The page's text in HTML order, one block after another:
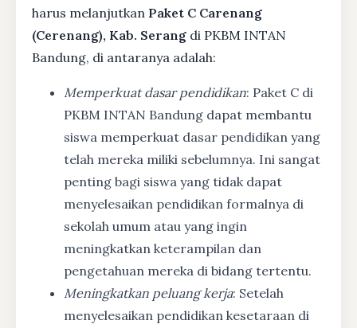
harus melanjutkan Paket C Carenang
(Cerenang), Kab. Serang di PKBM INTAN
Bandung, di antaranya adalah:
Memperkuat dasar pendidikan: Paket C di
PKBM INTAN Bandung dapat membantu
siswa memperkuat dasar pendidikan yang
telah mereka miliki sebelumnya. Ini sangat
penting bagi siswa yang tidak dapat
menyelesaikan pendidikan formalnya di
sekolah umum atau yang ingin
meningkatkan keterampilan dan
pengetahuan mereka di bidang tertentu.
Meningkatkan peluang kerja: Setelah
menyelesaikan pendidikan kesetaraan di